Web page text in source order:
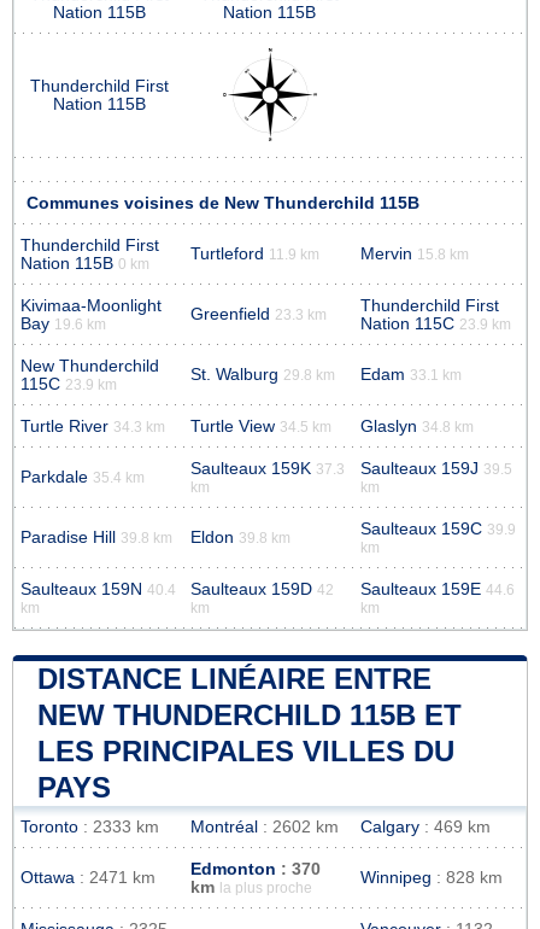
Nation 115B
Nation 115B
Thunderchild First
Nation 115B
Communes voisines de New Thunderchild 115B
Thunderchild First
Nation 115B 0 km
Turtleford 11.9 km Mervin 15.8 km
Kivimaa-Moonlight
Bay 19.6 km
Greenfield 23.3 km
Thunderchild First
Nation 115C 23.9 km
New Thunderchild
115C 23.9 km
St. Walburg 29.8 km Edam 33.1 km
Turtle River 34.3 km Turtle View 34.5 km Glaslyn 34.8 km
Parkdale 35.4 km Saulteaux 159K 37.3
km
Saulteaux 159J 39.5
km
Paradise Hill 39.8 km Eldon 39.8 km Saulteaux 159C 39.9
km
Saulteaux 159N 40.4
km
Saulteaux 159D 42
km
Saulteaux 159E 44.6
km
DISTANCE LINÉAIRE ENTRE
NEW THUNDERCHILD 115B ET
LES PRINCIPALES VILLES DU
PAYS
Toronto : 2333 km Montréal : 2602 km Calgary : 469 km
Ottawa : 2471 km Edmonton : 370
km
la plus proche
Winnipeg : 828 km